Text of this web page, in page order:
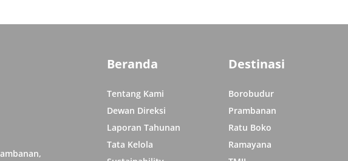
Beranda
Tentang Kami
Dewan Direksi
Laporan Tahunan
Tata Kelola
Destinasi
Borobudur
Prambanan
Ratu Boko
Ramayana